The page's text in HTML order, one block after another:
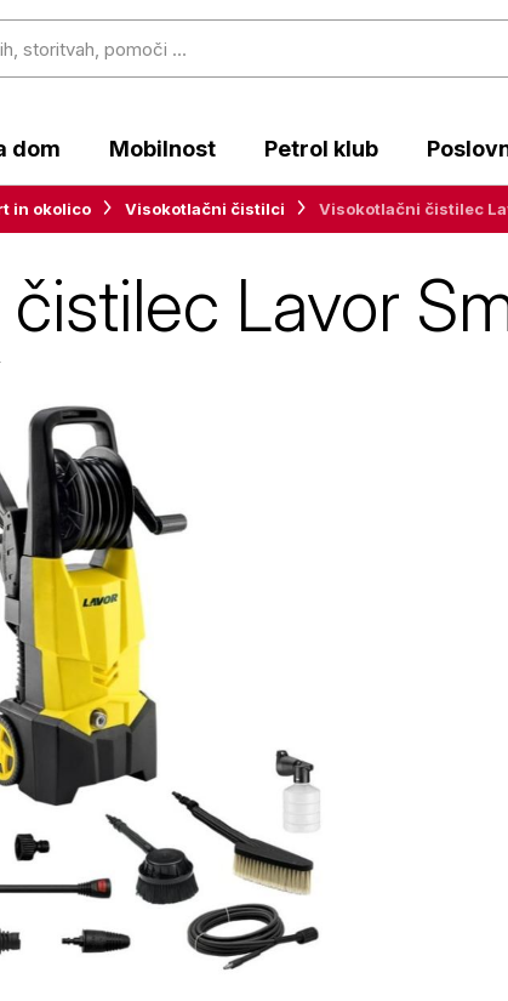
dom Mobilnost Petrol klub
in okolico Visokotlačni čistilci Visokotlačni čistilec
Lavor